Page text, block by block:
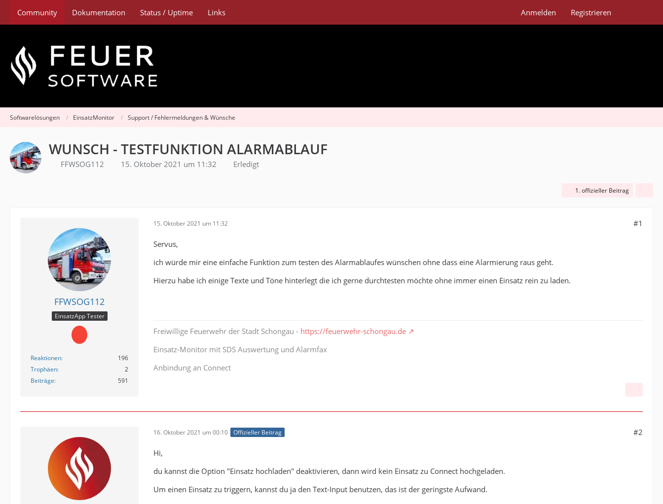
Community Dokumentation Status / Uptime Links Anmelden Registrieren
Softwarelösungen EinsatzMonitor Support / Fehlermeldungen & Wünsche
WUNSCH - TESTFUNKTION ALARMABLAUF
FFWSOG112 15. Oktober 2021 um 11:32 Erledigt
1. offizieller Beitrag
FFWSOG112
EinsatzApp Tester
Reaktionen
196
Trophäen
2
Beiträge
591
15. Oktober 2021 um 11:32 #1
Servus,
ich würde mir eine einfache Funktion zum testen des Alarmablaufes wünschen ohne dass eine Alarmierung raus geht.
Hierzu habe ich einige Texte und Töne hinterlegt die ich gerne durchtesten möchte ohne immer einen Einsatz rein zu laden.
Freiwillige Feuerwehr der Stadt Schongau - https://feuerwehr-schongau.de
Einsatz-Monitor mit SDS Auswertung und Alarmfax
Anbindung an Connect
16. Oktober 2021 um 00:10 Offizieller Beitrag #2
Hi,
du kannst die Option "Einsatz hochladen" deaktivieren, dann wird kein Einsatz zu Connect hochgeladen.
Um einen Einsatz zu triggern, kannst du ja den Text-Input benutzen, das ist der geringste Aufwand.